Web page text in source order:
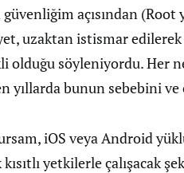
açısından (Root
uzaktan istismar
olduğu söyleniyordu. Her
yıllarda bunun sebebini
iOS veya Android
yetkilerle çalışacak